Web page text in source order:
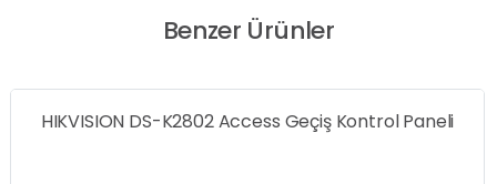
Benzer Ürünler
HIKVISION DS-K2802 Access Geçiş Kontrol Paneli